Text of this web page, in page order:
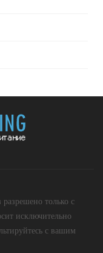
только с
исключительно
с вашим